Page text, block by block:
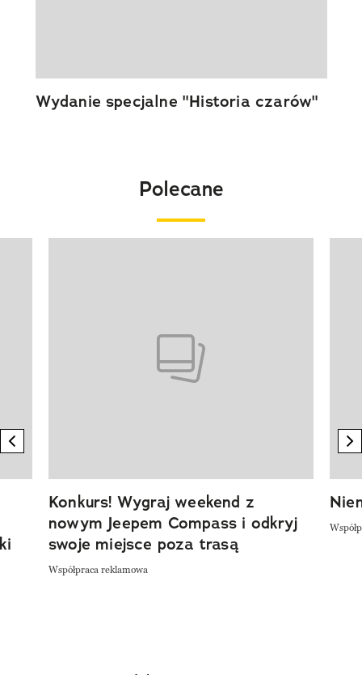
Wydanie specjalne "Historia czarów"
Polecane
previous element
Konkurs! Wygraj weekend z
nowym Jeepem Compass i odkryj
swoje miejsce poza trasą
Współpraca reklamowa